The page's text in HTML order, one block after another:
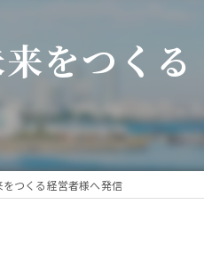
をつくる
つくる経営者様へ発信